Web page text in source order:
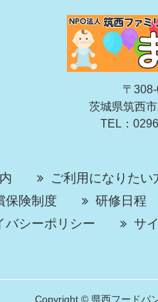
〒
茨城県筑西
TEL：
ご利用になりたい
保険制度
研修日程
バシーポリシー
サ
Copyright © 県西フードパ